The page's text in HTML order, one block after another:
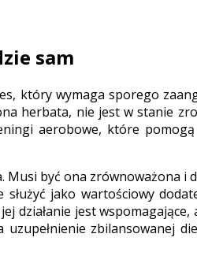
sam
który wymaga sporego
herbata, nie jest w stanie
aerobowe, które
Musi być ona zrównoważona i
jako wartościowy
działanie jest
zbilansowanej